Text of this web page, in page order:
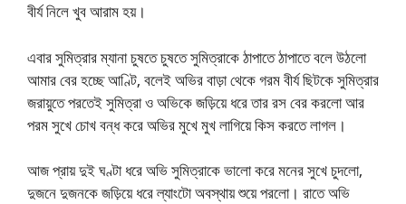
বীর্য নিলে খুব আরাম হয়।
এবার সুমিত্রার ম্যানা চুষতে চুষতে সুমিত্রাকে ঠাপাতে ঠাপাতে বলে উঠলো
আমার বের হচ্ছে আণ্টি, বলেই অভির বাড়া থেকে গরম বীর্য ছিটকে সুমিত্রার
জরায়ুতে পরতেই সুমিত্রা ও অভিকে জড়িয়ে ধরে তার রস বের করলো আর
পরম সুখে চোখ বন্ধ করে অভির মুখে মুখ লাগিয়ে কিস করতে লাগল।
আজ প্রায় দুই ঘণ্টা ধরে অভি সুমিত্রাকে ভালো করে মনের সুখে চুদলো,
দুজনে দুজনকে জড়িয়ে ধরে ল্যাংটো অবস্থায় শুয়ে পরলো। রাতে অভি